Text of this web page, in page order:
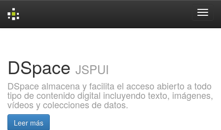
DSpace JSPUI
DSpace almacena y facilita el acceso abierto a todo
tipo de contenido digital incluyendo texto, imágenes,
vídeos y colecciones de datos.
Leer más